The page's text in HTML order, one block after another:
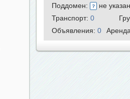
Поддомен:
не
Транспорт: 0
Объявления: 0